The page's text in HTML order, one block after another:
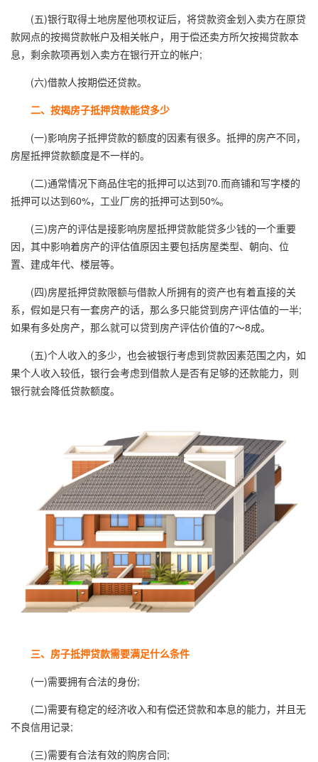
(五)银行取得土地房屋他项权证后，将贷款资金划入卖方在原贷
款网点的按揭贷款帐户及相关帐户，用于偿还卖方所欠按揭贷款本
息，剩余款项再划入卖方在银行开立的帐户;
(六)借款人按期偿还贷款。
二、按揭房子抵押贷款能贷多少
(一)影响房子抵押贷款的额度的因素有很多。抵押的房产不同，
房屋抵押贷款额度是不一样的。
(二)通常情况下商品住宅的抵押可以达到70.而商铺和写字楼的
抵押可以达到60%，工业厂房的抵押可达到50%。
(三)房产的评估是接影响房屋抵押贷款能贷多少钱的一个重要
因，其中影响着房产的评估值原因主要包括房屋类型、朝向、位
置、建成年代、楼层等。
(四)房屋抵押贷款限额与借款人所拥有的资产也有着直接的关
系，假如是只有一套房产的话，那么多只能贷到房产评估值的一半;
如果有多处房产，那么就可以贷到房产评估价值的7～8成。
(五)个人收入的多少，也会被银行考虑到贷款因素范围之内，如
果个人收入较低，银行会考虑到借款人是否有足够的还款能力，则
银行就会降低贷款额度。
三、房子抵押贷款需要满足什么条件
(一)需要拥有合法的身份;
(二)需要有稳定的经济收入和有偿还贷款和本息的能力，并且无
不良信用记录;
(三)需要有合法有效的购房合同;